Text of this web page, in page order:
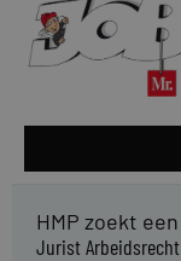
HMP zoekt een
Jurist Arbeidsrecht